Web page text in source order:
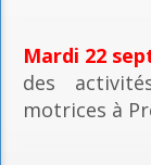
Mardi 22
des
motrices à